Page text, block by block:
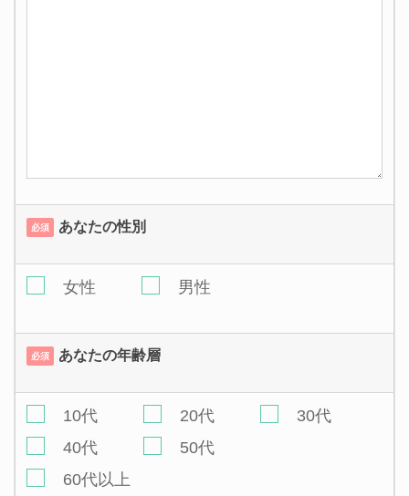
必須 あなたの性別
女性 男性
必須 あなたの年齢層
10代 20代
30代
40代
50代
60代以上